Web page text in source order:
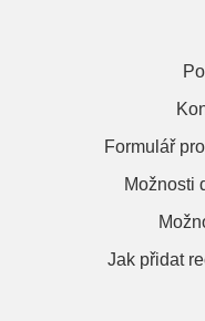
Formulář
Možnosti
Jak přidat